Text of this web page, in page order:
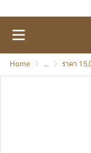
Home ... ราคา